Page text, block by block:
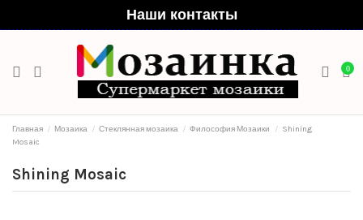
Наши контакты
0
Главная Мозаика Стеклянная мозаика Философия Мозаики
Shining
Mosaic
Shining Mosaic